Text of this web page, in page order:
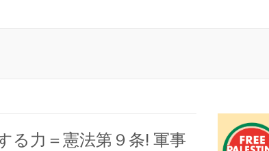
る力＝憲法第９条! 軍事